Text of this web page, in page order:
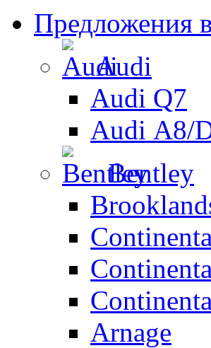
Предложения
Audi
Audi Q7
Audi А8/
Bentley
Arnage